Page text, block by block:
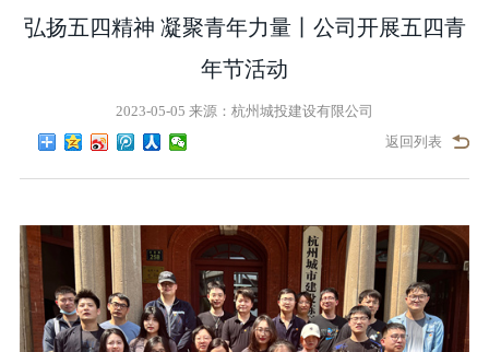
弘扬五四精神 凝聚青年力量丨公司开展五四青
年节活动
2023-05-05 来源：杭州城投建设有限公司
返回列表